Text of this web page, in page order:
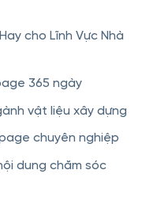
cho Lĩnh Vực Nhà
365 ngày
vật liệu xây dựng
chuyên nghiệp
dung chăm sóc